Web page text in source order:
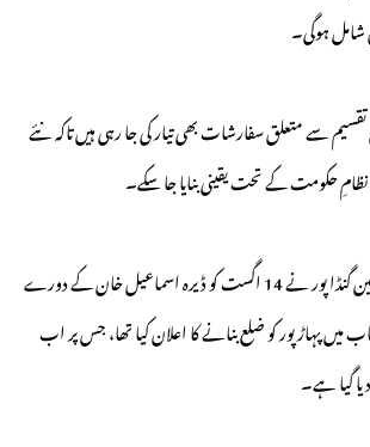
شامل ہوگی۔
تقسیم سے متعلق سفارشات بھی تیار کی جا رہی ہیں تاکہ نئے
حکومت کے تحت یقینی بنایا جا سکے۔
یاد رہے کہ وزیراعلیٰ علی امین گنڈا پور نے 14 اگست کو ڈیرہ اسماعیل خان کے دورے
پہاڑپور کو ضلع بنانے کا اعلان کیا تھا، جس پر اب
گیا ہے۔